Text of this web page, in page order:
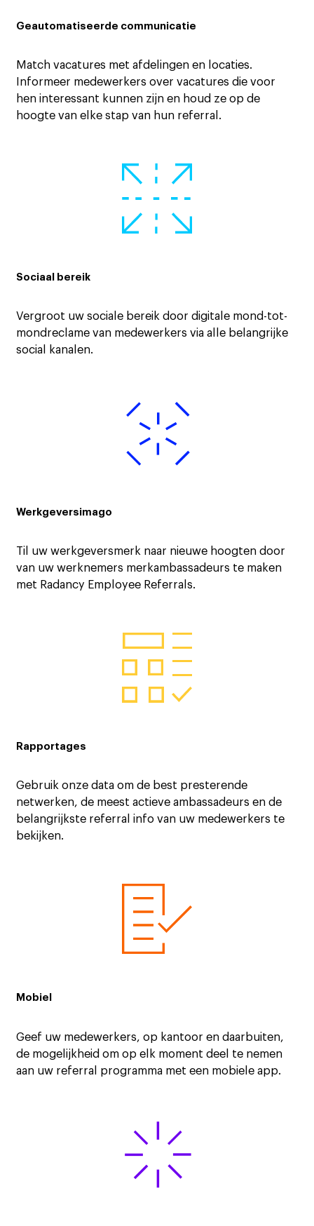
Geautomatiseerde communicatie
Match vacatures met afdelingen en locaties.
Informeer medewerkers over vacatures die voor
hen interessant kunnen zijn en houd ze op de
hoogte van elke stap van hun referral.
Sociaal bereik
Vergroot uw sociale bereik door digitale mond-tot-
mondreclame van medewerkers via alle belangrijke
social kanalen.
Werkgeversimago
Til uw werkgeversmerk naar nieuwe hoogten door
van uw werknemers merkambassadeurs te maken
met Radancy Employee Referrals.
Rapportages
Gebruik onze data om de best presterende
netwerken, de meest actieve ambassadeurs en de
belangrijkste referral info van uw medewerkers te
bekijken.
Mobiel
Geef uw medewerkers, op kantoor en daarbuiten,
de mogelijkheid om op elk moment deel te nemen
aan uw referral programma met een mobiele app.